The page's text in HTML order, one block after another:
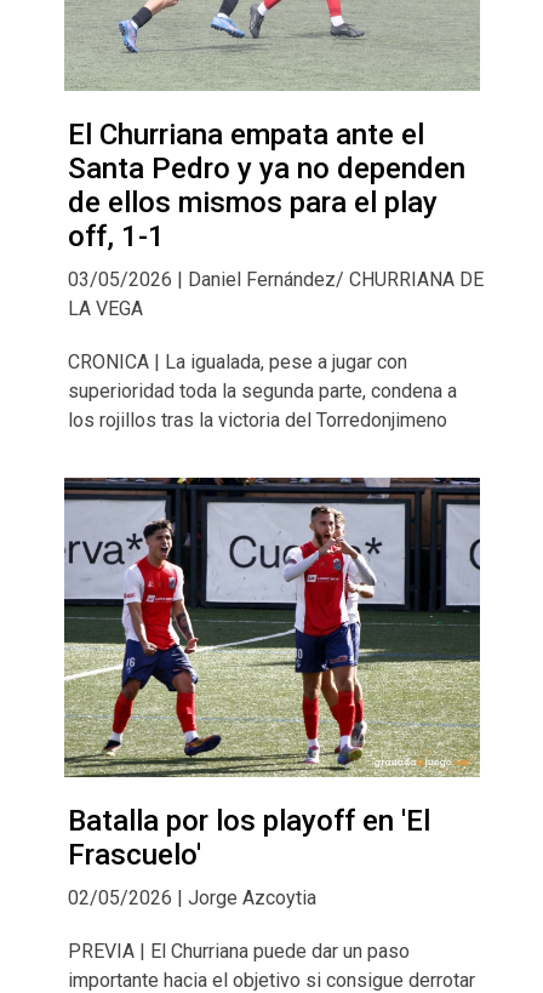
El Churriana empata ante el
Santa Pedro y ya no dependen
de ellos mismos para el play
off, 1-1
03/05/2026 | Daniel Fernández/ CHURRIANA DE
LA VEGA
CRONICA | La igualada, pese a jugar con
superioridad toda la segunda parte, condena a
los rojillos tras la victoria del Torredonjimeno
Batalla por los playoff en 'El
Frascuelo'
02/05/2026 | Jorge Azcoytia
PREVIA | El Churriana puede dar un paso
importante hacia el objetivo si consigue derrotar